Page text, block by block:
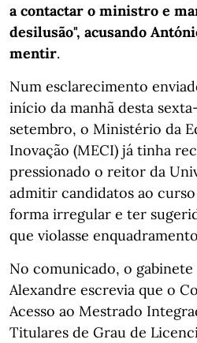
a contactar o ministro e
desilusão", acusando
mentir.
Num esclarecimento
início da manhã desta
setembro, o Ministério da
Inovação (MECI) já tinha
pressionado o reitor da
admitir candidatos ao
forma irregular e ter
que violasse
No comunicado, o gabinete
Alexandre escrevia que o
Acesso ao Mestrado
Titulares de Grau de